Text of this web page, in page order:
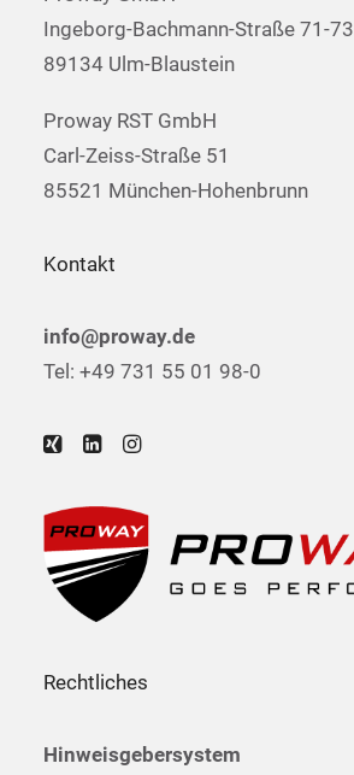
Ingeborg-Bachmann-Straße 71-73
89134 Ulm-Blaustein
Proway RST GmbH
Carl-Zeiss-Straße 51
85521 München-Hohenbrunn
Kontakt
info@proway.de
Tel: +49 731 55 01 98-0
Rechtliches
Hinweisgebersystem